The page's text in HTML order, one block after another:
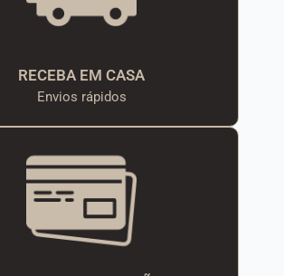
RECEBA EM CASA
Envios rápidos